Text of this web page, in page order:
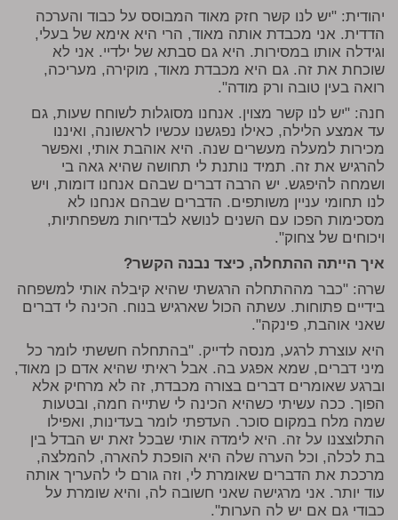
יהודית: "יש לנו קשר חזק מאוד המבוסס על כבוד והערכה
הדדית. אני מכבדת אותה מאוד, הרי היא אימא של בעלי,
וגידלה אותו במסירות. היא גם סבתא של ילדיי. אני לא
שוכחת את זה. גם היא מכבדת מאוד, מוקירה, מעריכה,
רואה בעין טובה ורק מודה".
חנה: "יש לנו קשר מצוין. אנחנו מסוגלות לשוחח שעות, גם
עד אמצע הלילה, כאילו נפגשנו עכשיו לראשונה, ואיננו
מכירות למעלה מעשרים שנה. היא אוהבת אותי, ואפשר
להרגיש את זה. תמיד נותנת לי תחושה שהיא גאה בי
ושמחה להיפגש. יש הרבה דברים שבהם אנחנו דומות, ויש
לנו תחומי עניין משותפים. הדברים שבהם אנחנו לא
מסכימות הפכו עם השנים לנושא לבדיחות משפחתיות,
ויכוחים של צחוק".
איך הייתה ההתחלה, כיצד נבנה הקשר?
שרה: "כבר מההתחלה הרגשתי שהיא קיבלה אותי למשפחה
בידיים פתוחות. עשתה הכול שארגיש בנוח. הכינה לי דברים
שאני אוהבת, פינקה".
היא עוצרת לרגע, מנסה לדייק. "בהתחלה חששתי לומר כל
מיני דברים, שמא אפגע בה. אבל ראיתי שהיא אדם כן מאוד,
וברגע שאומרים דברים בצורה מכבדת, זה לא מרחיק אלא
הפוך. ככה עשיתי כשהיא הכינה לי שתייה חמה, ובטעות
שמה מלח במקום סוכר. העדפתי לומר בעדינות, ואפילו
התלוצצנו על זה. היא לימדה אותי שבכל זאת יש הבדל בין
בת לכלה, וכל הערה שלה היא הופכת להארה, להמלצה,
מרככת את הדברים שאומרת לי, וזה גורם לי להעריך אותה
עוד יותר. אני מרגישה שאני חשובה לה, והיא שומרת על
כבודי גם אם יש לה הערות".